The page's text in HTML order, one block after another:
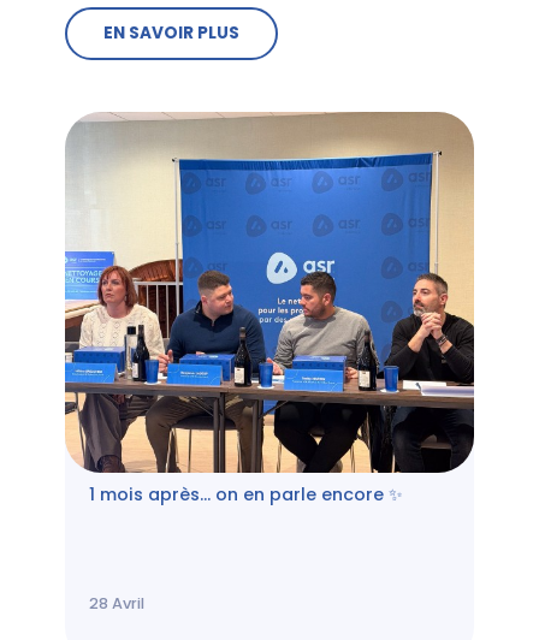
EN SAVOIR PLUS
1 mois après… on en parle encore ✨
28 Avril